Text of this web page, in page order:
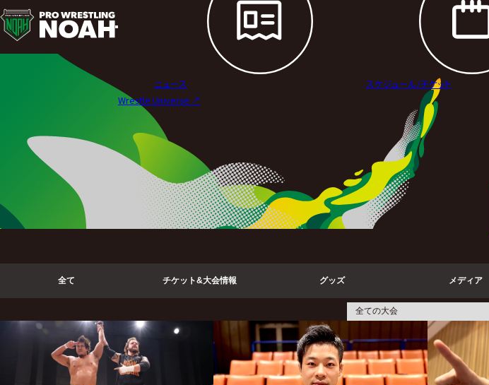
ニ
ュ
レ
ス
リ
グ・
ニュース スケジュール/チケット
Wrestle Universe ↗︎
全て チケット&大会情報 グッズ メディア